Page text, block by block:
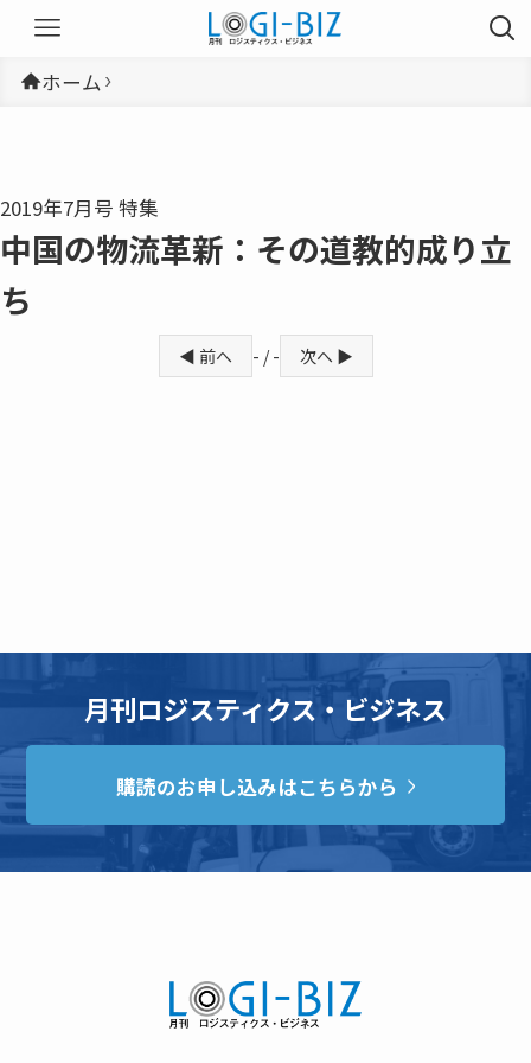
ホーム
2019年7月号 特集
中国の物流革新：その道教的成り立
ち
◀ 前へ - / - 次へ ▶
月刊ロジスティクス・ビジネス
購読のお申し込みはこちらから